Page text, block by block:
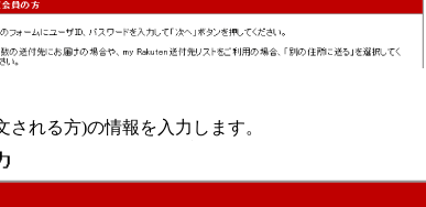
される方)の情報を入力します。